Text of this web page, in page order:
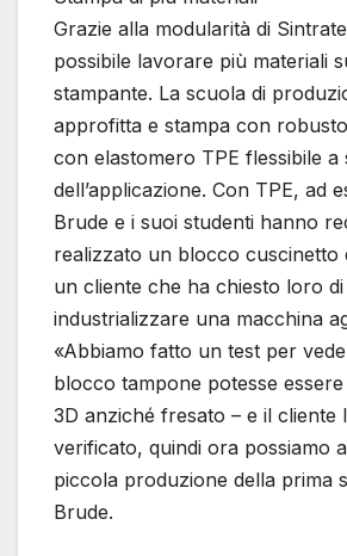
Grazie alla modularità di
possibile lavorare più materiali
stampante. La scuola di
approfitta e stampa con
con elastomero TPE flessibile a
dell’applicazione. Con TPE, ad
Brude e i suoi studenti hanno
realizzato un blocco cuscinetto
un cliente che ha chiesto loro di
industrializzare una macchina
«Abbiamo fatto un test per
blocco tampone potesse
3D anziché fresato – e il cliente
verificato, quindi ora possiamo
piccola produzione della prima
Brude.